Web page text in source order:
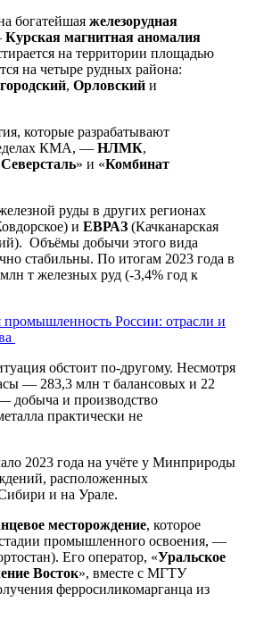
богатейшая железорудная
Курская магнитная аномалия
на территории площадью
на четыре рудных района:
, Орловский и
которые разрабатывают
КМА, — НЛМК,
Северсталь» и «Комбинат
руды в других регионах
и ЕВРАЗ (Качканарская
Объёмы добычи этого вида
стабильны. По итогам 2023 года в
т железных руд (-3,4% год к
обстоит по-другому. Несмотря
— 283,3 млн т балансовых и 22
добыча и производство
практически не
2023 года на учёте у Минприроды
расположенных
и на Урале.
месторождение, которое
стадии промышленного освоения, —
Его оператор, «Уральское
Восток», вместе с МГТУ
ферросиликомарганца из